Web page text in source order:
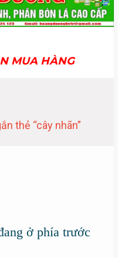
MUA HÀNG
thẻ “cây nhãn”
ở phía trước